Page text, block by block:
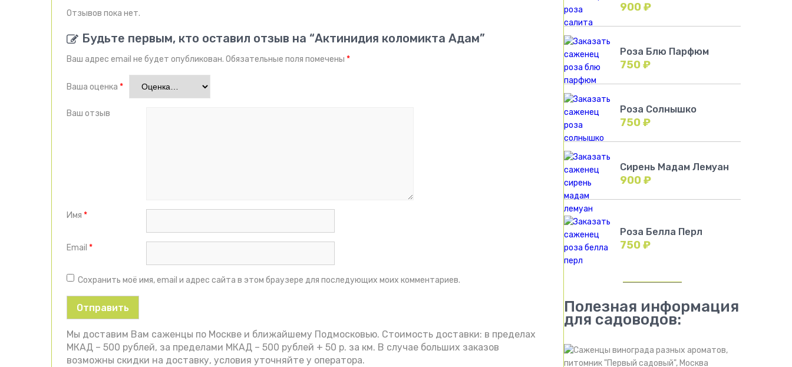
Отзывов пока нет.
Будьте первым, кто оставил отзыв на “Актинидия коломикта Адам”
Ваш адрес email не будет опубликован. Обязательные поля помечены *
Ваша оценка *
Ваш отзыв
Имя *
Email *
Сохранить моё имя, email и адрес сайта в этом браузере для последующих моих комментариев.
Мы доставим Вам саженцы по Москве и ближайшему Подмосковью. Стоимость доставки: в пределах
МКАД – 500 рублей, за пределами МКАД – 500 рублей + 50 р. за км. В случае больших заказов
возможны скидки на доставку, условия уточняйте у оператора.
900₽
Роза Блю Парфюм
750₽
Роза Солнышко
750₽
Сирень Мадам Лемуан
900₽
Роза Белла Перл
750₽
Полезная информация
для садоводов: